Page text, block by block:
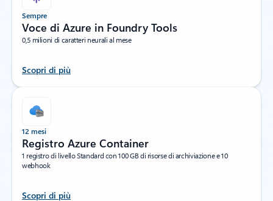
Sempre
Voce di Azure in Foundry Tools
0,5 milioni di caratteri neurali al mese
Scopri di più
12 mesi
Registro Azure Container
1 registro di livello Standard con 100 GB di risorse di archiviazione e 10
webhook
Scopri di più